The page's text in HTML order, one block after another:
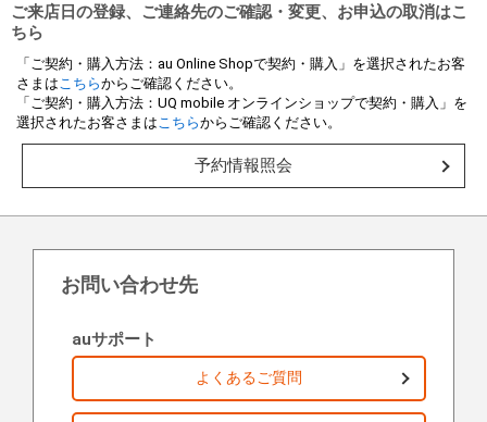
ご来店日の登録、ご連絡先のご確認・変更、お申込の取消はこ
ちら
「ご契約・購入方法：au Online Shopで契約・購入」を選択されたお客
さまはこちらからご確認ください。
「ご契約・購入方法：UQ mobile オンラインショップで契約・購入」を
選択されたお客さまはこちらからご確認ください。
予約情報照会
お問い合わせ先
auサポート
よくあるご質問